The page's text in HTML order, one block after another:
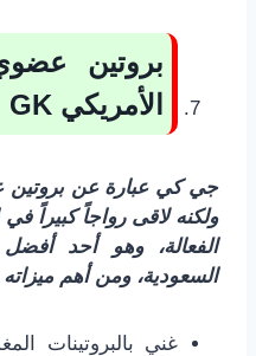
بروتين
الأمريكي GK
جي كي عبارة عن
ولكنه لاقى رواجاً كبيراً
الفعالة، وهو أحد
السعودية، ومن أهم
غني بالبروتينات